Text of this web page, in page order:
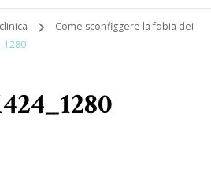
Come sconfiggere la fobia dei